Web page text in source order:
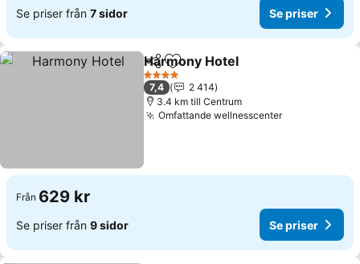
Se priser från 7 sidor Se priser
Dela Lägg till i Mina Favoriter
Harmony Hotel
4 Stjärnor
7,4
2 414
3.4 km till Centrum
Omfattande wellnesscenter
Från 629 kr
Se priser från 9 sidor Se priser